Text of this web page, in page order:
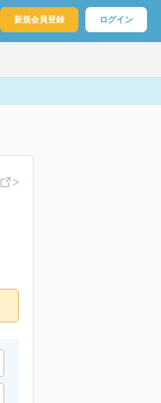
新規会員登録 ログイン